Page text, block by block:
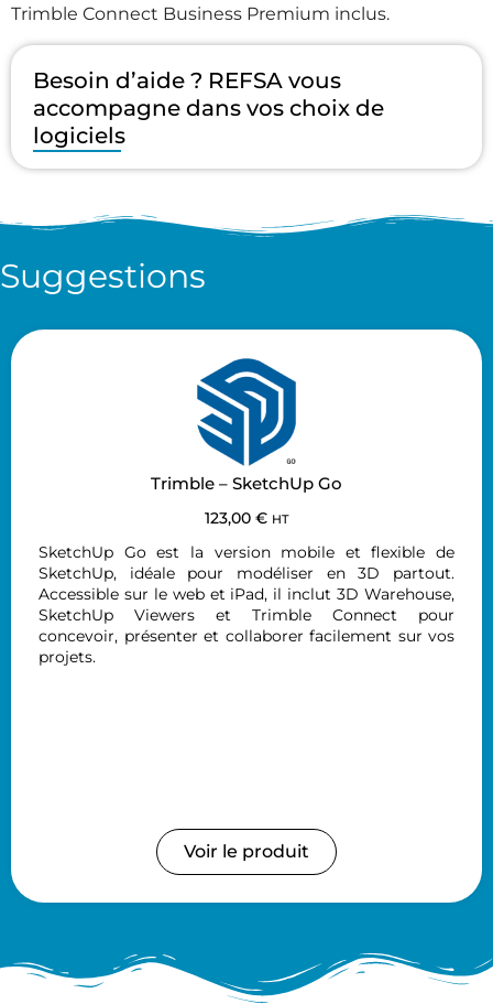
Trimble Connect Business Premium inclus.
Besoin d’aide ? REFSA vous
accompagne dans vos choix de
logiciels
Suggestions
Trimble – SketchUp Go
123,00 € HT
SketchUp Go est la version mobile et flexible de
SketchUp, idéale pour modéliser en 3D partout.
Accessible sur le web et iPad, il inclut 3D Warehouse,
SketchUp Viewers et Trimble Connect pour
concevoir, présenter et collaborer facilement sur vos
projets.
Voir le produit